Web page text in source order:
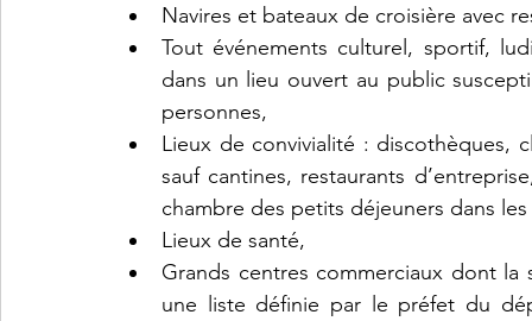
Navires et bateaux de croisière avec
Tout événements culturel, sportif,
dans un lieu ouvert au public
personnes,
Lieux de convivialité : discothèques,
sauf cantines, restaurants
chambre des petits déjeuners dans
Lieux de santé,
Grands centres commerciaux dont la
une liste définie par le préfet du